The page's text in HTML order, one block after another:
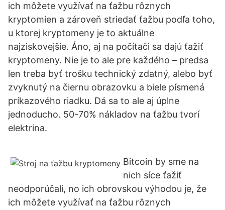
ich môžete využívať na ťažbu rôznych
kryptomien a zároveň striedať ťažbu podľa toho,
u ktorej kryptomeny je to aktuálne
najziskovejšie. Áno, aj na počítači sa dajú ťažiť
kryptomeny. Nie je to ale pre každého – predsa
len treba byť trošku technický zdatný, alebo byť
zvyknutý na čiernu obrazovku a biele písmená
príkazového riadku. Dá sa to ale aj úplne
jednoducho. 50-70% nákladov na ťažbu tvorí
elektrina.
Bitcoin by sme na
nich síce ťažiť
neodporúčali, no ich obrovskou výhodou je, že
ich môžete využívať na ťažbu rôznych